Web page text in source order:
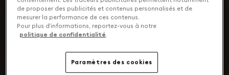
de proposer des publicités et contenus personnalisés et de
mesurer la performance de ces contenus.
Pour plus d’informations, reportez-vous à notre
politique de confidentialité.
Paramètres des cookies